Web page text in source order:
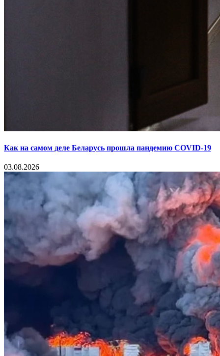
Как на самом деле Беларусь прошла пандемию COVID-19
03.08.2026